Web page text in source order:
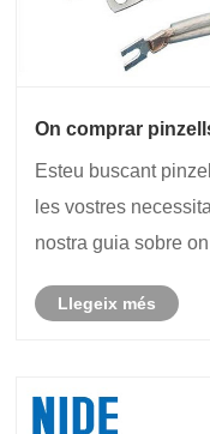
On comprar
Esteu buscant
les vostres
nostra guia sobre
Llegeix més